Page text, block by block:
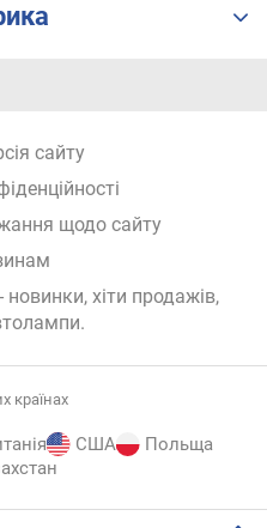
сайту
щодо сайту
хіти продажів,
.
країнах
США
Польща